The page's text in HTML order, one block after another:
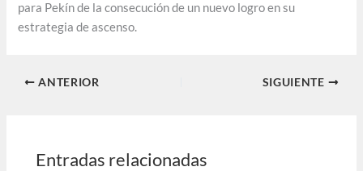
para Pekín de la consecución de un nuevo logro en su
estrategia de ascenso.
ANTERIOR SIGUIENTE
Entradas relacionadas